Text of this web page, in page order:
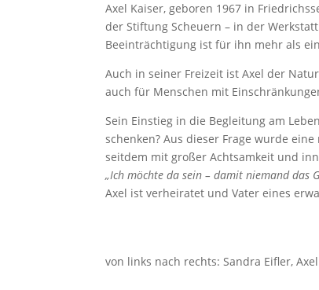
Axel Kaiser, geboren 1967 in
der Stiftung Scheuern – in der
Beeinträchtigung ist für ihn mehr als
Auch in seiner Freizeit ist Axel der
auch für Menschen mit
Sein Einstieg in die Begleitung am
schenken? Aus dieser Frage wurde
seitdem mit großer Achtsamkeit und
„Ich möchte da sein – damit niemand das
Axel ist verheiratet und Vater eines
von links nach rechts: Sandra Eifler,